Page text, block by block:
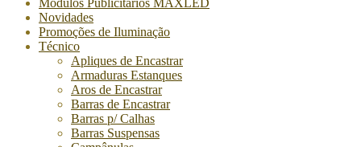
Módulos Publicitários MAXLED
Novidades
Promoções de Iluminação
Técnico
Apliques de Encastrar
Armaduras Estanques
Aros de Encastrar
Barras de Encastrar
Barras p/ Calhas
Barras Suspensas